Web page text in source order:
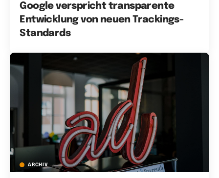
Google verspricht transparente
Entwicklung von neuen Trackings-
Standards
ARCHIV